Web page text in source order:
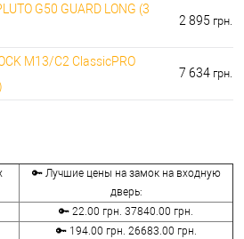
G50 GUARD LONG (3
2 895 грн.
M13/C2 ClassicPRO
7 634 грн.
🔑 Лучшие цены на замок на входную
дверь:
🔑 22.00 грн. 37840.00 грн.
🔑 194.00 грн. 26683.00 грн.